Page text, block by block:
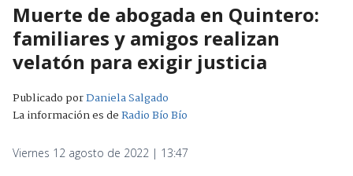
Muerte de abogada en Quintero:
familiares y amigos realizan
velatón para exigir justicia
Publicado porDaniela Salgado
La información es deRadio Bío Bío
Viernes 12 agosto de 2022 | 13:47